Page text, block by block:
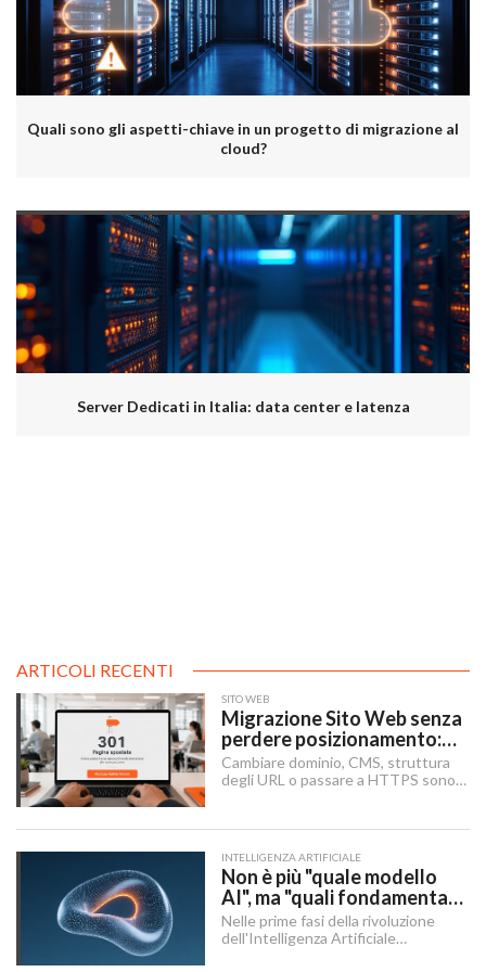
Quali sono gli aspetti-chiave in un progetto di migrazione al
cloud?
Server Dedicati in Italia: data center e latenza
ARTICOLI RECENTI
SITO WEB
Migrazione Sito Web senza
perdere posizionamento:
Redirect 301, URL e
Checklist SEO
Cambiare dominio, CMS, struttura
degli URL o passare a HTTPS sono i
ricerca.
INTELLIGENZA ARTIFICIALE
Non è più "quale modello
AI", ma "quali fondamenta":
dati, infrastruttura,
governance
Nelle prime fasi della rivoluzione
dell'Intelligenza Artificiale